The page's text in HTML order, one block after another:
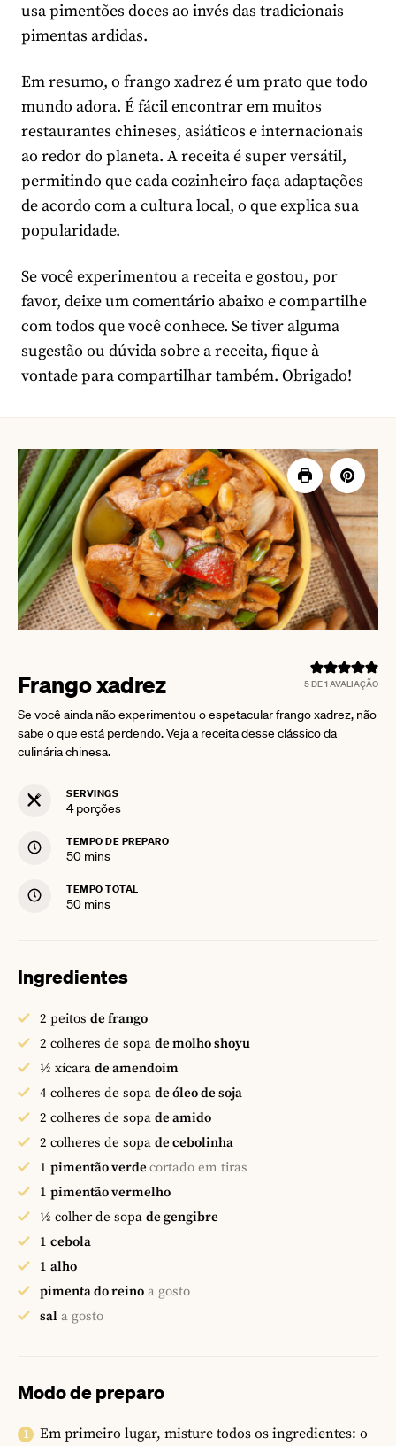
usa pimentões doces ao invés das tradicionais
pimentas ardidas.
Em resumo, o frango xadrez é um prato que todo
mundo adora. É fácil encontrar em muitos
restaurantes chineses, asiáticos e internacionais
ao redor do planeta. A receita é super versátil,
permitindo que cada cozinheiro faça adaptações
de acordo com a cultura local, o que explica sua
popularidade.
Se você experimentou a receita e gostou, por
favor, deixe um comentário abaixo e compartilhe
com todos que você conhece. Se tiver alguma
sugestão ou dúvida sobre a receita, fique à
vontade para compartilhar também. Obrigado!
5DE 1 AVALIAÇÃO
Frango xadrez
Se você ainda não experimentou o espetacular frango xadrez, não
sabe o que está perdendo. Veja a receita desse clássico da
culinária chinesa.
SERVINGS
4 porções
TEMPO DE PREPARO
50minutes
mins
TEMPO TOTAL
50minutes
mins
Ingredientes
2 peitos de frango
2 colheres de sopa de molho shoyu
½ xícara de amendoim
4 colheres de sopa de óleo de soja
2 colheres de sopa de amido
2 colheres de sopa de cebolinha
1 pimentão verdecortado em tiras
1 pimentão vermelho
½ colher de sopa de gengibre
1 cebola
1 alho
pimenta do reino a gosto
sal a gosto
Modo de preparo
Em primeiro lugar, misture todos os ingredientes: o